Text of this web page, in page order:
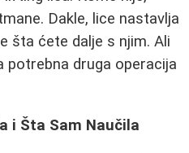
Dakle, lice nastavlja
šta ćete dalje s njim. Ali
potrebna druga operacija
i Šta Sam Naučila